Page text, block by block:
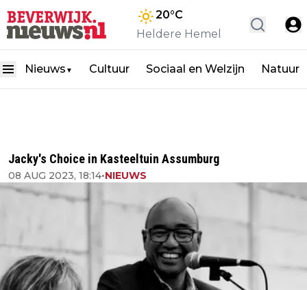
20°C
Heldere Hemel
Nieuws ▼ Cultuur Sociaal en Welzijn Natuur
Jacky's Choice in Kasteeltuin Assumburg
08 AUG 2023, 18:14•NIEUWS